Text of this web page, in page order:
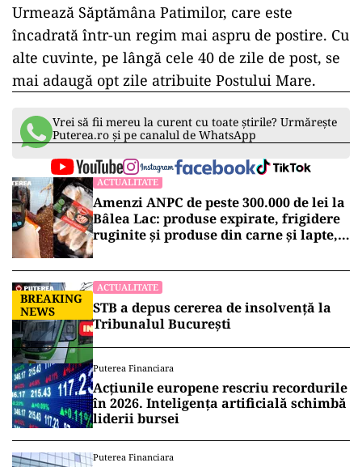
Urmează Săptămâna Patimilor, care este
încadrată într-un regim mai aspru de postire. Cu
alte cuvinte, pe lângă cele 40 de zile de post, se
mai adaugă opt zile atribuite Postului Mare.
Vrei să fii mereu la curent cu toate știrile? Urmărește
Puterea.ro și pe canalul de WhatsApp
ACTUALITATE
Amenzi ANPC de peste 300.000 de lei la
Bâlea Lac: produse expirate, frigidere
ruginite și produse din carne și lapte,
BREAKING
NEWS
ACTUALITATE
STB a depus cererea de insolvență la
Tribunalul București
Puterea Financiara
Acțiunile europene rescriu recordurile
în 2026. Inteligența artificială schimbă
liderii bursei
Puterea Financiara